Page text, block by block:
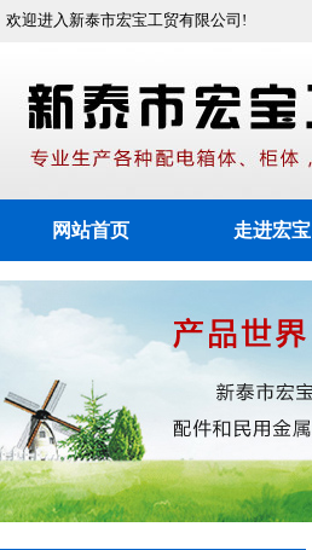
欢迎进入新泰市宏宝工贸有限公司!
网站首页 走进宏宝